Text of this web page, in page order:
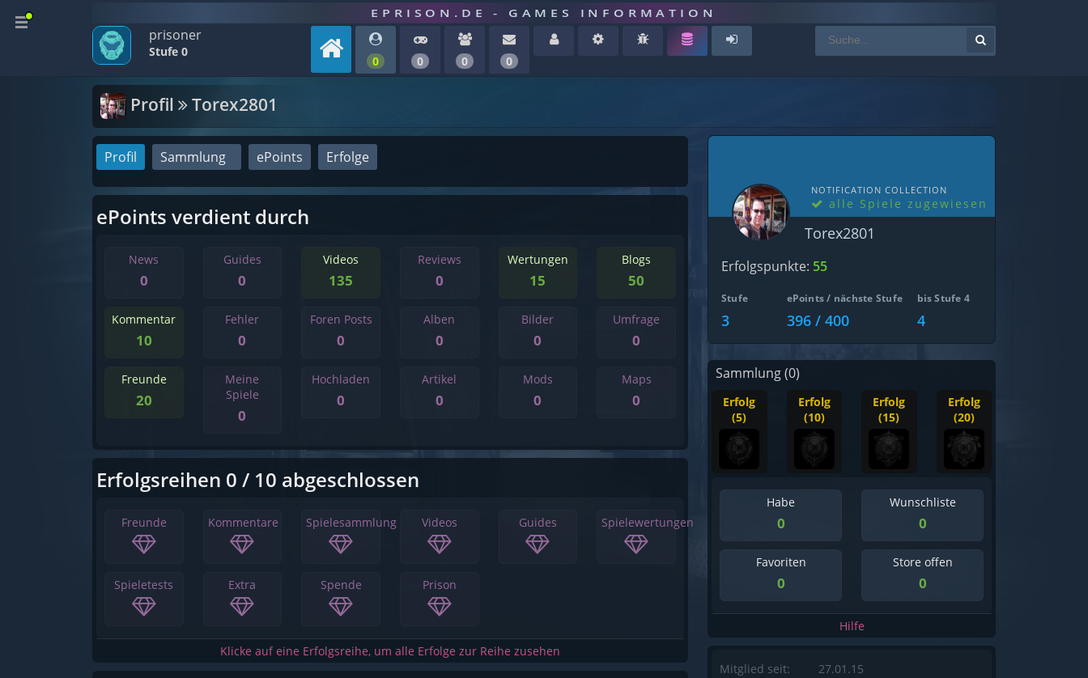
EPRISON.DE - GAMES INFORMATION
prisoner
Stufe 0
0 0 0 0
Profil Torex2801
Profil Sammlung ePoints Erfolge
ePoints verdient durch
News
0
Guides
0
Videos
135
Reviews
0
Wertungen
15
Blogs
50
Kommentar
10
Fehler
0
Foren Posts
0
Alben
0
Bilder
0
Umfrage
0
Freunde
20
Meine
Spiele
0
Hochladen
0
Artikel
0
Mods
0
Maps
0
Erfolgsreihen 0 / 10 abgeschlossen
Freunde Kommentare Spielesammlung Videos Guides Spielewertungen
Spieletests Extra Spende Prison
Klicke auf eine Erfolgsreihe, um alle Erfolge zur Reihe zusehen
NOTIFICATION COLLECTION
alle Spiele zugewiesen
Torex2801
Erfolgspunkte: 55
Stufe
3
ePoints / nächste Stufe
396 / 400
bis Stufe 4
4
Sammlung (0)
Erfolg
(5)
Erfolg
(10)
Erfolg
(15)
Erfolg
(20)
Habe
0
Wunschliste
0
Favoriten
0
Store offen
0
Hilfe
Mitglied seit:
27.01.15